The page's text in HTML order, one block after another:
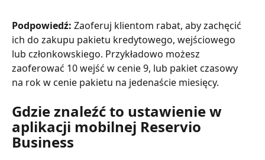
Podpowiedź: Zaoferuj klientom rabat, aby zachęcić
ich do zakupu pakietu kredytowego, wejściowego
lub członkowskiego. Przykładowo możesz
zaoferować 10 wejść w cenie 9, lub pakiet czasowy
na rok w cenie pakietu na jedenaście miesięcy.
Gdzie znaleźć to ustawienie w
aplikacji mobilnej Reservio
Business